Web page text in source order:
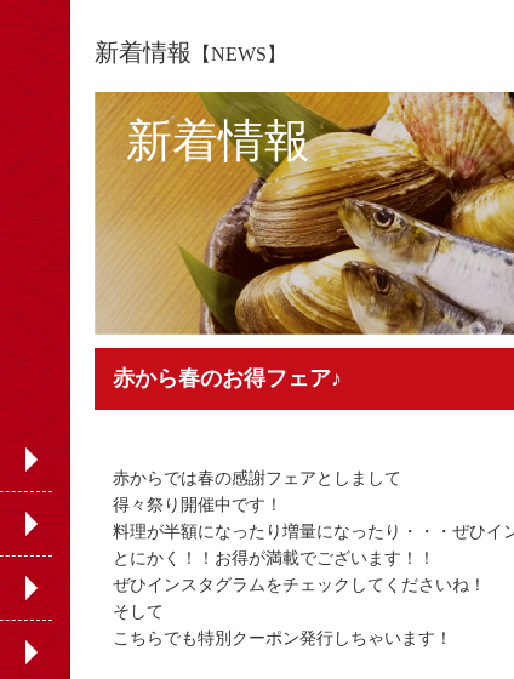
新着情報 【NEWS】
新着情報
赤から春のお得フェア♪
赤からでは春の感謝フェアとしまして
得々祭り開催中です！
料理が半額になったり増量になったり・・・ぜひイ
とにかく！！お得が満載でございます！！
ぜひインスタグラムをチェックしてくださいね！
そして
こちらでも特別クーポン発行しちゃいます！